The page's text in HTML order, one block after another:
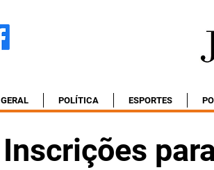
GERAL POLÍTICA ESPORTES
Inscrições